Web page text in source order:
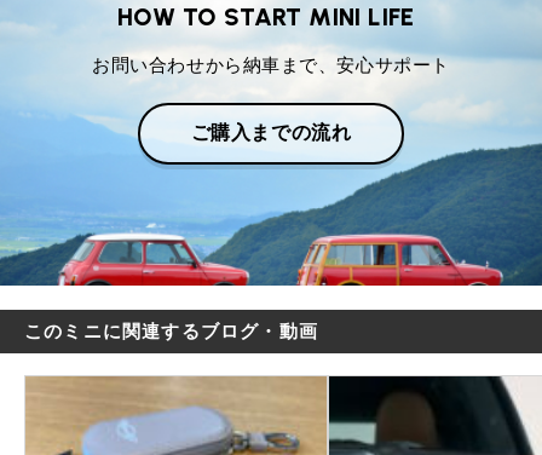
HOW TO START MINI LIFE
お問い合わせから納車まで、安心サポート
ご購入までの流れ
このミニに関連するブログ・動画